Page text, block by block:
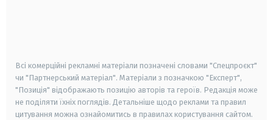
Всі комерційні рекламні матеріали позначені словами "Спецпроєкт"
чи "Партнерський матеріал". Матеріали з позначкою "Експерт",
"Позиція" відображають позицію авторів та героїв. Редакція може
не поділяти їхніх поглядів. Детальніше щодо реклами та правил
цитування можна ознайомитись в правилах користування сайтом.